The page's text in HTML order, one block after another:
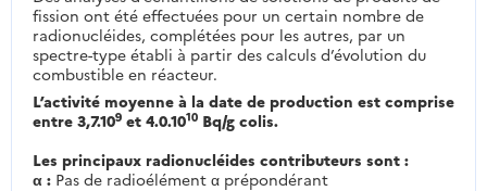
fission ont été effectuées pour un certain nombre de
radionucléides, complétées pour les autres, par un
spectre-type établi à partir des calculs d’évolution du
combustible en réacteur.
L’activité moyenne à la date de production est comprise
entre 3,7.109et 4.0.1010Bq/g colis.
Les principaux radionucléides contributeurs sont :
α :Pas de radioélément α prépondérant